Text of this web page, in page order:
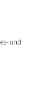
und